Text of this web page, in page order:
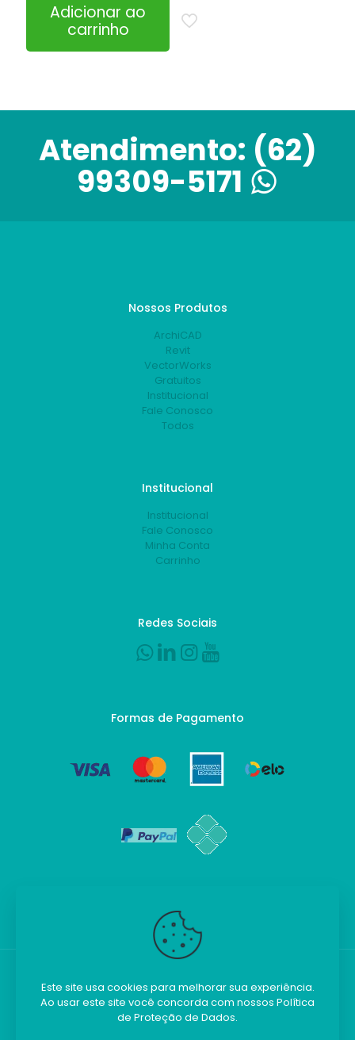
Adicionar ao
carrinho
Atendimento: (62)
99309-5171
Nossos Produtos
ArchiCAD
Revit
VectorWorks
Gratuitos
Institucional
Fale Conosco
Todos
Institucional
Institucional
Fale Conosco
Minha Conta
Carrinho
Redes Sociais
Formas de Pagamento
Kilobim - Todos os direitos reservados.
Este site usa cookies para melhorar sua experiência.
Ao usar este site você concorda com nossos Política
de Proteção de Dados.